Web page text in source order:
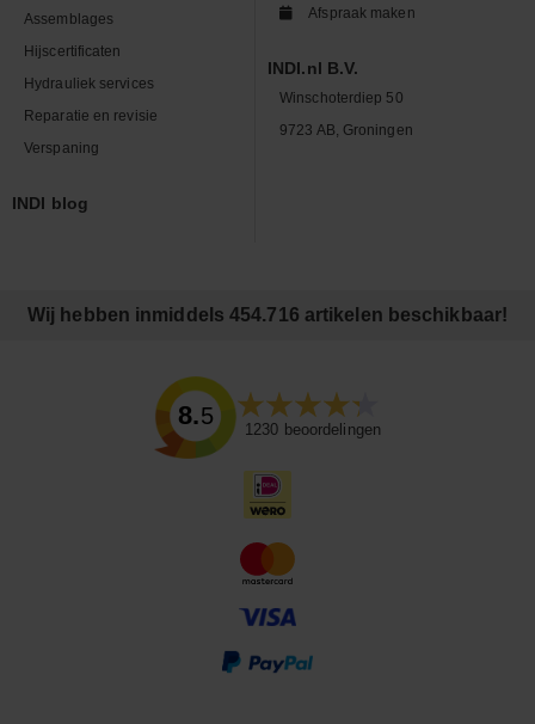
Assemblages
Hijscertificaten
Hydrauliek services
Reparatie en revisie
Verspaning
INDI blog
Afspraak maken
INDI.nl B.V.
Winschoterdiep 50
9723 AB, Groningen
Wij hebben inmiddels 454.716 artikelen beschikbaar!
8.5
1230 beoordelingen